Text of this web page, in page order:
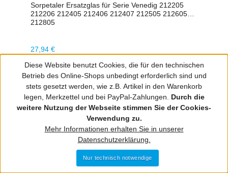
Sorpetaler Ersatzglas für Serie Venedig 212205
212206 212405 212406 212407 212505 212605
212805
Regulärer Preis:
27,94 €
Diese Website benutzt Cookies, die für den technischen
Betrieb des Online-Shops unbedingt erforderlich sind und
stets gesetzt werden, wie z.B. Artikel in den Warenkorb
legen, Merkzettel und bei PayPal-Zahlungen. Durch die
weitere Nutzung der Webseite stimmen Sie der Cookies-
Verwendung zu.
Mehr Informationen erhalten Sie in unserer
Datenschutzerklärung.
Nur technisch notwendige